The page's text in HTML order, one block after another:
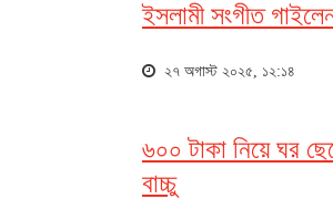
ইসলামী সংগীত
২৭ অগাস্ট ২০২৫, ১২:১৪
৬০০ টাকা নিয়ে ঘর
বাচ্চু